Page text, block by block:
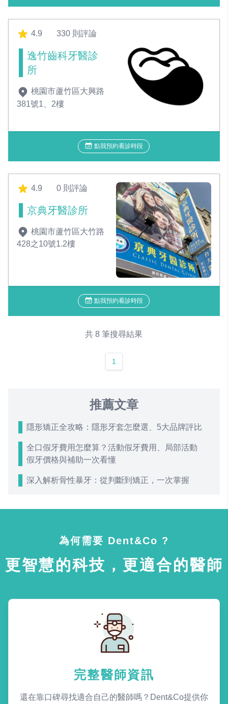
4.9 330 則評論
逸竹齒科牙醫診
所
桃園市蘆竹區大興路
381號1、2樓
點我預約看診時段
4.9 0 則評論
京典牙醫診所
桃園市蘆竹區大竹路
428之10號1.2樓
點我預約看診時段
共 8 筆搜尋結果
1
推薦文章
隱形矯正全攻略：隱形牙套怎麼選、5大品牌評比
全口假牙費用怎麼算？活動假牙費用、局部活動
假牙價格與補助一次看懂
深入解析骨性暴牙：從判斷到矯正，一次掌握
為何需要 Dent&Co ?
更智慧的科技，更適合的醫師
完整醫師資訊
還在靠口碑尋找適合自己的醫師嗎？Dent&Co提供你